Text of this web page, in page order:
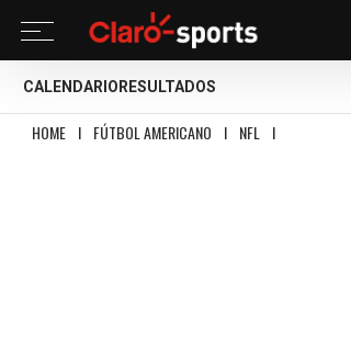
CALENDARIO RESULTADOS
HOME I FÚTBOL AMERICANO I NFL I